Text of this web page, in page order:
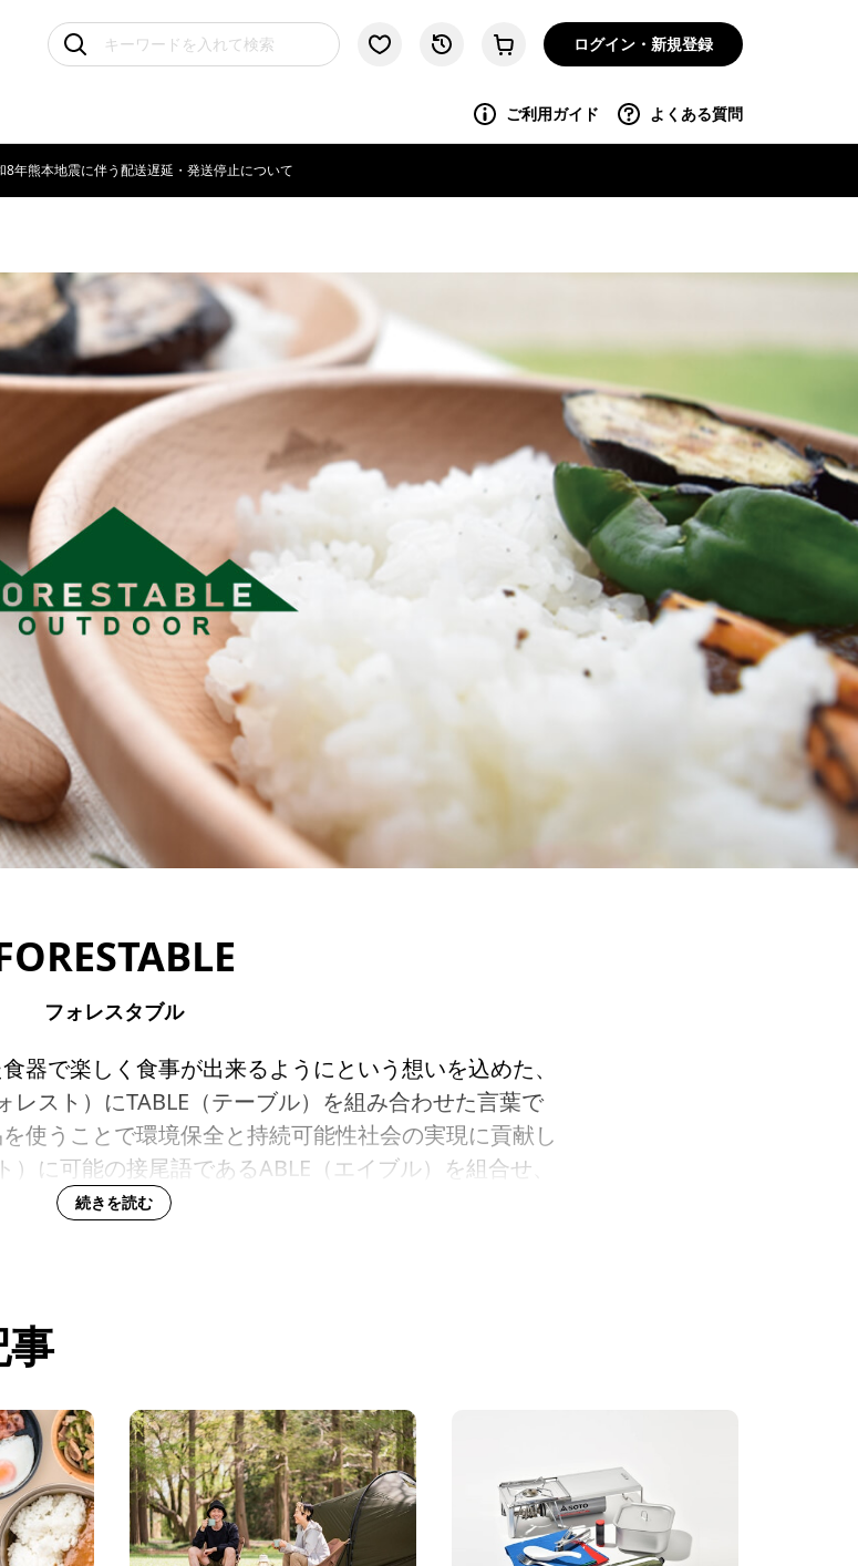
ログイン・新規登録
ご利用ガイド よくある質問
8年熊本地震に伴う配送遅延・発送停止について
フォレスタブル
器で楽しく食事が出来るようにという想いを込めた、
スト）にTABLE（テーブル）を組み合わせた言葉で
使うことで環境保全と持続可能性社会の実現に貢献し
）に可能の接尾語であるABLE（エイブル）を組合せ、
ます。続きを読む